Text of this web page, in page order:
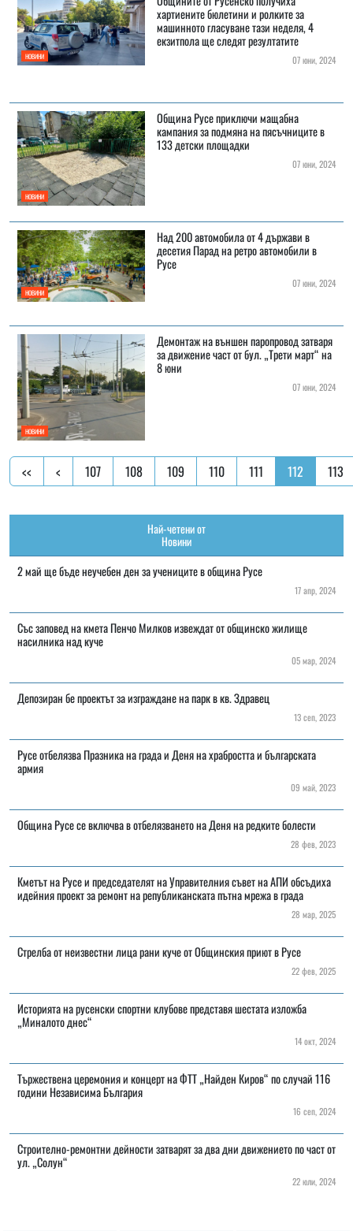
НОВИНИ
хартиените бюлетини и ролките за
машинното гласуване тази неделя, 4
екзитпола ще следят резултатите
07 юни, 2024
НОВИНИ
Община Русе приключи мащабна
кампания за подмяна на пясъчниците в
133 детски площадки
07 юни, 2024
НОВИНИ
Над 200 автомобила от 4 държави в
десетия Парад на ретро автомобили в
Русе
07 юни, 2024
НОВИНИ
Демонтаж на външен паропровод затваря
за движение част от бул. „Трети март“ на
8 юни
07 юни, 2024
<< < 107 108 109 110 111 112 113
Най-четени от
Новини
2 май ще бъде неучебен ден за учениците в община Русе
17 апр, 2024
Със заповед на кмета Пенчо Милков извеждат от общинско жилище
насилника над куче
05 мар, 2024
Депозиран бе проектът за изграждане на парк в кв. Здравец
13 сеп, 2023
Русе отбелязва Празника на града и Деня на храбростта и българската
армия
09 май, 2023
Община Русе се включва в отбелязването на Деня на редките болести
28 фев, 2023
Кметът на Русе и председателят на Управителния съвет на АПИ обсъдиха
идейния проект за ремонт на републиканската пътна мрежа в града
28 мар, 2025
Стрелба от неизвестни лица рани куче от Общинския приют в Русе
22 фев, 2025
Историята на русенски спортни клубове представя шестата изложба
„Миналото днес“
14 окт, 2024
Тържествена церемония и концерт на ФТТ „Найден Киров“ по случай 116
години Независима България
16 сеп, 2024
Строително-ремонтни дейности затварят за два дни движението по част от
ул. „Солун“
22 юли, 2024